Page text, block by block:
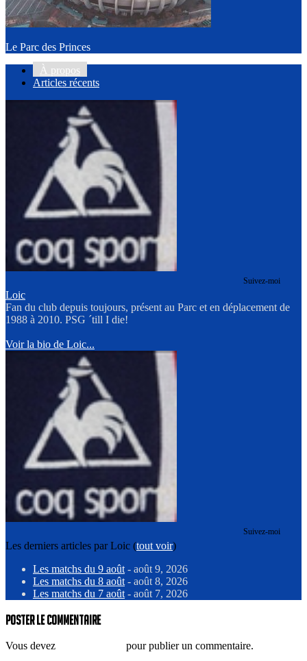
Le Parc des Princes
À propos
Articles récents
Suivez-moi
Loic
Fan du club depuis toujours, présent au Parc et en déplacement de
1988 à 2010. PSG ´till I die!
Voir la bio de Loic...
Suivez-moi
Les derniers articles par Loic (tout voir)
Les matchs du 9 août - août 9, 2026
Les matchs du 8 août - août 8, 2026
Les matchs du 7 août - août 7, 2026
Poster le commentaire
Vous devez pour publier un commentaire.